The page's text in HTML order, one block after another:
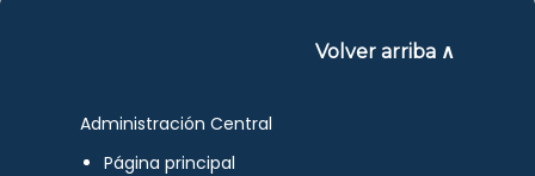
Volver arriba ∧
Administración Central
Página principal